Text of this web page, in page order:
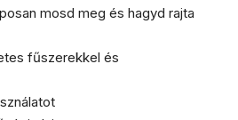
mosd meg és hagyd rajta
fűszerekkel és